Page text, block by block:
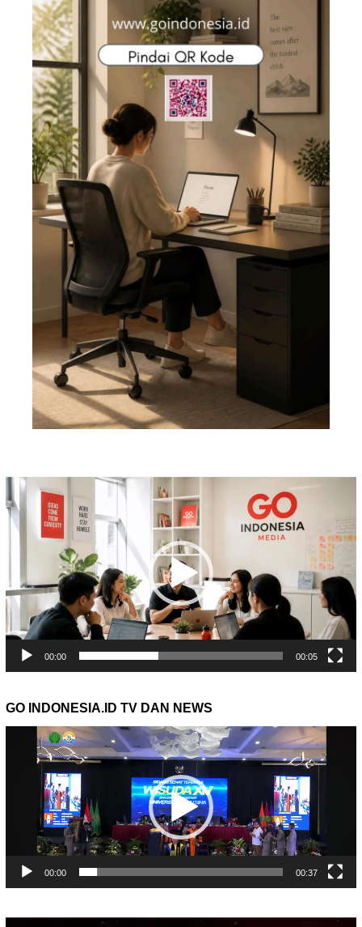
Pemutar
Video
00:00 00:05
GO INDONESIA.ID TV DAN NEWS
Pemutar
00:00 00:37